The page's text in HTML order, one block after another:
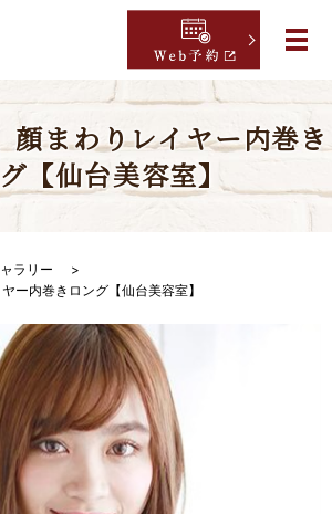
まわりレイヤー内巻き
【仙台美容室】
ラリー
ー内巻きロング【仙台美容室】